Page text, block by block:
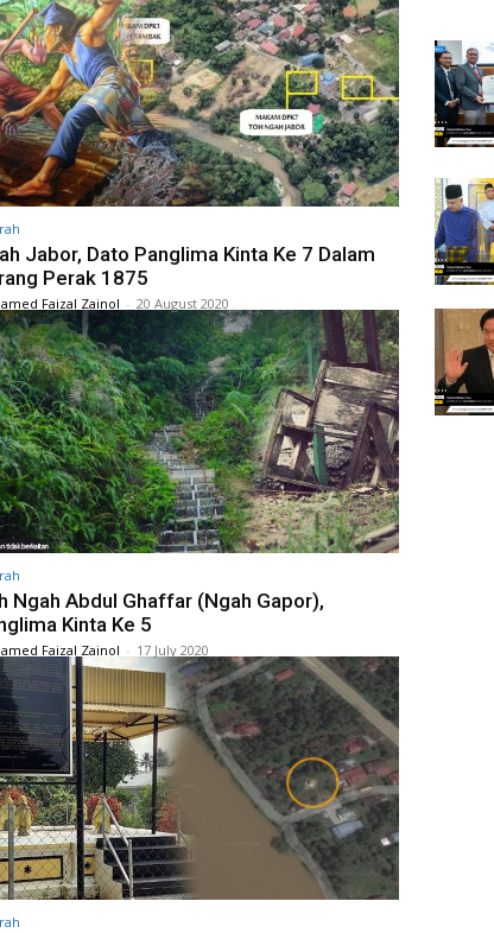
Jabor, Dato Panglima Kinta Ke 7 Dalam
Perak 1875
Faizal Zainol - 20 August 2020
Ngah Abdul Ghaffar (Ngah Gapor),
Kinta Ke 5
Faizal Zainol - 17 July 2020